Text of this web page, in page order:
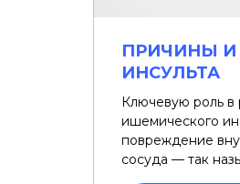
ПРИЧИНЫ
ИНСУЛЬТА
Ключевую роль в
ишемического
повреждение
сосуда — так